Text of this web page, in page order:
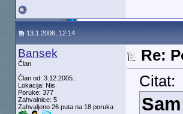
13.1.2006, 12:14
Bansek
Član
Član od: 3.12.2005.
Lokacija: Nis
Poruke: 377
Zahvalnice: 5
Zahvaljeno 26 puta na 18 poruka
Re:
Citat: